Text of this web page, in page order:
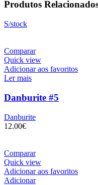
Produtos
S/stock
Comparar
Quick view
Adicionar aos favoritos
Ler mais
Danburite #5
Danburite
12.00€
Comparar
Quick view
Adicionar aos favoritos
Adicionar